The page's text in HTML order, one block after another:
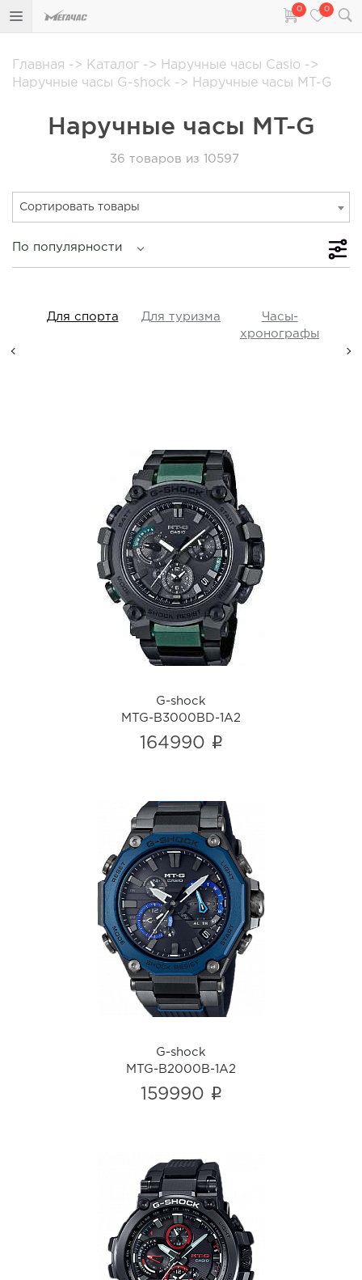
0 0
Главная -> Каталог -> Наручные часы Casio ->
Наручные часы G-shock -> Наручные часы MT-G
Наручные часы MT-G
36 товаров из 10597
Сортировать товары
По популярности
Для спорта Для туризма
Часы-
хронографы
G-shock
MTG-B3000BD-1A2
i
G-shock
MTG-B3000BD-1A2
164990 i
G-shock
MTG-B2000B-1A2
i
G-shock
MTG-B2000B-1A2
159990 i
G-shock
MTG-B1000B-1A